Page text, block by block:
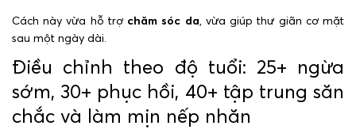
Cách này vừa hỗ trợ chăm sóc da, vừa giúp thư giãn cơ mặt
sau một ngày dài.
Điều chỉnh theo độ tuổi: 25+ ngừa
sớm, 30+ phục hồi, 40+ tập trung săn
chắc và làm mịn nếp nhăn